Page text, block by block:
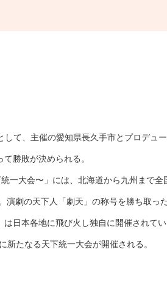
て、主催の愛知県長久手市と プロデュ
勝敗が決められる。
統一大会〜」には、北海道から九州まで
劇の天下人「劇天」の称号を勝ち取った
日本各地に飛び火し独自に開催されてい
たなる天下統一大会が開催される。